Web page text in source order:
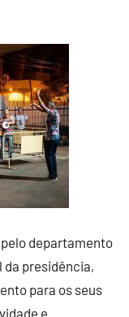
departamento
da presidência,
para os seus
e